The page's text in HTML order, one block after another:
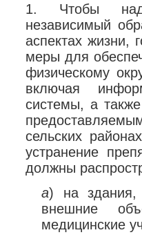
1. Чтобы
независимый
аспектах жизни,
меры для
физическому
включая
системы, а
сельских
устранение
должны
a) на здания,
внешние
медицинские